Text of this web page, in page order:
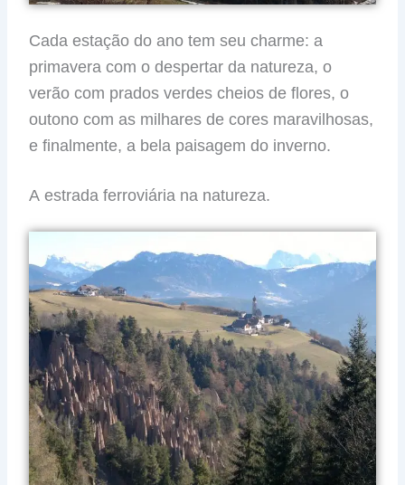
Cada estação do ano tem seu charme: a
primavera com o despertar da natureza, o
verão com prados verdes cheios de flores, o
outono com as milhares de cores maravilhosas,
e finalmente, a bela paisagem do inverno.
A estrada ferroviária na natureza.